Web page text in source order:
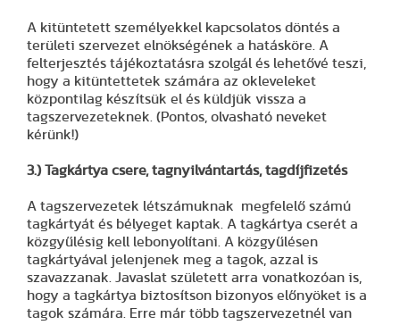
A kitüntetett személyekkel kapcsolatos döntés a
területi szervezet elnökségének a hatásköre. A
felterjesztés tájékoztatásra szolgál és lehetővé teszi,
hogy a kitüntettetek számára az okleveleket
központilag készítsük el és küldjük vissza a
tagszervezeteknek. (Pontos, olvasható neveket
kérünk!)
3.) Tagkártya csere, tagnyilvántartás, tagdíjfizetés
A tagszervezetek létszámuknak megfelelő számú
tagkártyát és bélyeget kaptak. A tagkártya cserét a
közgyűlésig kell lebonyolítani. A közgyűlésen
tagkártyával jelenjenek meg a tagok, azzal is
szavazzanak. Javaslat született arra vonatkozóan is,
hogy a tagkártya biztosítson bizonyos előnyöket is a
tagok számára. Erre már több tagszervezetnél van